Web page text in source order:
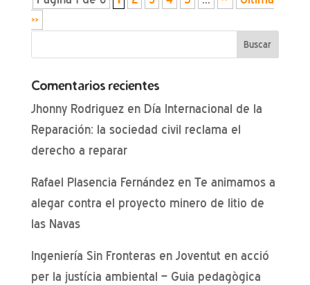
»
Comentarios recientes
Jhonny Rodriguezen Día Internacional de la
Reparación: la sociedad civil reclama el
derecho a reparar
Rafael Plasencia Fernándezen Te animamos a
alegar contra el proyecto minero de litio de
las Navas
Ingeniería Sin Fronterasen Joventut en acció
per la justícia ambiental – Guia pedagògica